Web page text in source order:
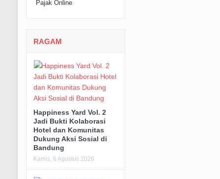
RAGAM
Happiness Yard Vol. 2
Jadi Bukti Kolaborasi
Hotel dan Komunitas
Dukung Aksi Sosial di
Bandung
Kamis, 6 Agustus 2026